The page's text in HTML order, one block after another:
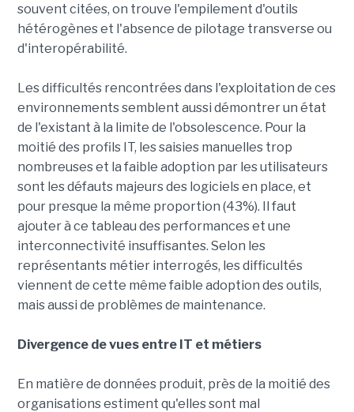
souvent citées, on trouve l'empilement d'outils
hétérogènes et l'absence de pilotage transverse ou
d'interopérabilité.
Les difficultés rencontrées dans l'exploitation de ces
environnements semblent aussi démontrer un état
de l'existant à la limite de l'obsolescence. Pour la
moitié des profils IT, les saisies manuelles trop
nombreuses et la faible adoption par les utilisateurs
sont les défauts majeurs des logiciels en place, et
pour presque la même proportion (43%). Il faut
ajouter à ce tableau des performances et une
interconnectivité insuffisantes. Selon les
représentants métier interrogés, les difficultés
viennent de cette même faible adoption des outils,
mais aussi de problèmes de maintenance.
Divergence de vues entre IT et métiers
En matière de données produit, près de la moitié des
organisations estiment qu'elles sont mal